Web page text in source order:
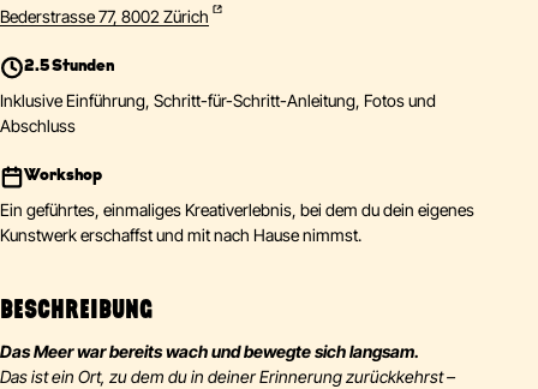
Bederstrasse 77, 8002 Zürich
2.5 Stunden
Inklusive Einführung, Schritt-für-Schritt-Anleitung, Fotos und
Abschluss
Workshop
Ein geführtes, einmaliges Kreativerlebnis, bei dem du dein eigenes
Kunstwerk erschaffst und mit nach Hause nimmst.
BESCHREIBUNG
Das Meer war bereits wach und bewegte sich langsam.
Das ist ein Ort, zu dem du in deiner Erinnerung zurückkehrst –